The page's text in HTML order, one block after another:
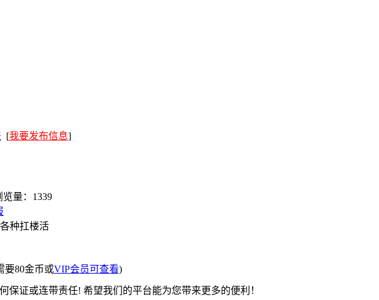
[我要发布信息]
量：1339
种扛楼活
要80金币或VIP会员可查看)
证或连带责任! 希望我们的平台能为您带来更多的便利！